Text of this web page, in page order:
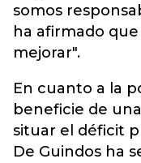
somos
ha afirmado
mejorar".
En cuanto a la
beneficie de
situar el déficit
De Guindos ha